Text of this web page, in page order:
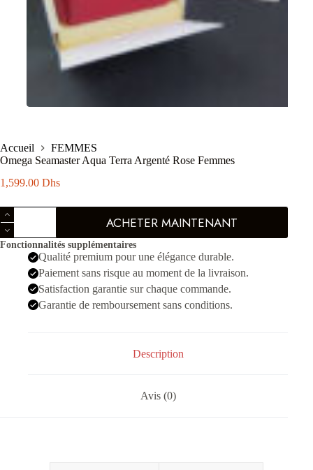
Accueil
FEMMES
Omega Seamaster Aqua Terra Argenté Rose Femmes
1,599.00 Dhs
quantité
de
Omega
Seamaster
Argenté
Femmes
ACHETER MAINTENANT
Fonctionnalités supplémentaires
Qualité premium pour une élégance durable.
Paiement sans risque au moment de la livraison.
Satisfaction garantie sur chaque commande.
Garantie de remboursement sans conditions.
Description
Avis (0)